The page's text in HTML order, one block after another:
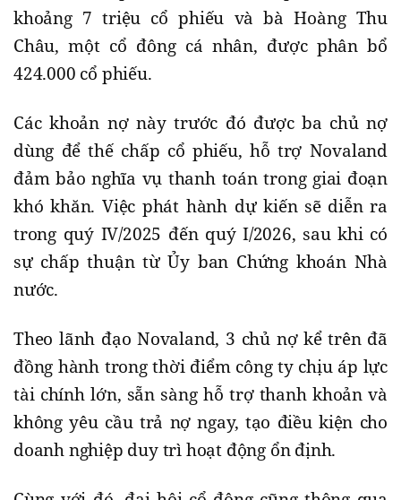
khoảng 7 triệu cổ phiếu và bà Hoàng Thu
Châu, một cổ đông cá nhân, được phân bổ
424.000 cổ phiếu.
Các khoản nợ này trước đó được ba chủ nợ
dùng để thế chấp cổ phiếu, hỗ trợ Novaland
đảm bảo nghĩa vụ thanh toán trong giai đoạn
khó khăn. Việc phát hành dự kiến sẽ diễn ra
trong quý IV/2025 đến quý I/2026, sau khi có
sự chấp thuận từ Ủy ban Chứng khoán Nhà
nước.
Theo lãnh đạo Novaland, 3 chủ nợ kể trên đã
đồng hành trong thời điểm công ty chịu áp lực
tài chính lớn, sẵn sàng hỗ trợ thanh khoản và
không yêu cầu trả nợ ngay, tạo điều kiện cho
doanh nghiệp duy trì hoạt động ổn định.